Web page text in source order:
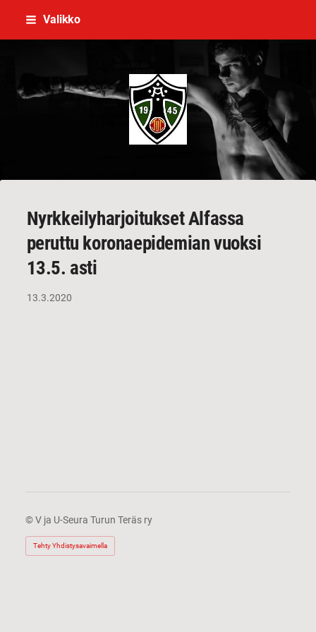
Siirry
Valikko
V ja U-Seura Turun Teräs ry
Nyrkkeilyharjoitukset Alfassa
peruttu koronaepidemian vuoksi
13.5. asti
13.3.2020
©V ja U-Seura Turun Teräs ry
Tehty Yhdistysavaimella